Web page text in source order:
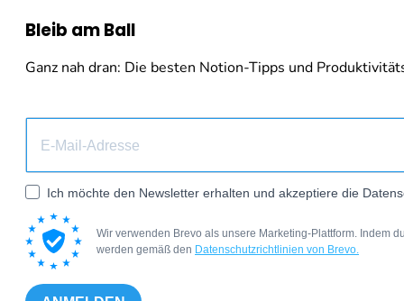
Bleib am Ball
Ganz nah dran: Die besten Notion-Tipps und
Ich möchte den Newsletter erhalten und akzeptiere die
Wir verwenden Brevo als unsere Marketing-Plattform. Indem
werden gemäß den Datenschutzrichtlinien von Brevo.